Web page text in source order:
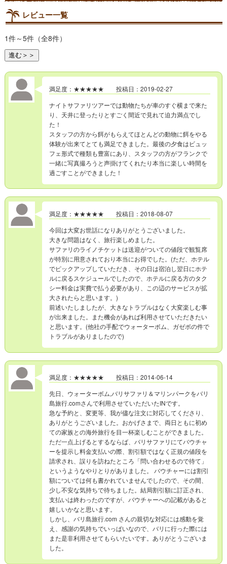
レビュー一覧
1件～5件（全8件）
進む＞＞
満足度：★★★★★ 投稿日：2019-02-27
ナイトサファリツアーでは動物たちが車のすぐ横まで来た
り、天井に登ったりとすごく間近で見れて迫力満点でし
た！
スタッフの方から餌がもらえてほとんどの動物に餌をやる
体験が出来てとても満足できました。最後の夕食はビュッ
フェ形式で種類も豊富にあり、スタッフの方がフランクで
一緒に写真撮ろうと声掛けてくれたり本当に楽しい時間を
過ごすことができました！
満足度：★★★★★ 投稿日：2018-08-07
今回は大変お世話になりありがとうございました。
大きな問題はなく、旅行楽しめました。
サファリのライノチケットは送迎がついての値段で観覧席
が特別に用意されており本当にお得でした。(ただ、ホテル
でピックアップしていただき、その日は宿泊し翌日にホテ
ルに戻るスケジュールでしたので、ホテルに戻る方のタク
シー料金は実費で払う必要があり、この辺のサービスが拡
大されたらと思います。)
前述いたしましたが、大きなトラブルはなく大変楽しむ事
が出来ました。また機会があれば利用させていただきたい
と思います。(他社の手配でウォーターボム、ガゼボの件で
トラブルがありましたので)
満足度：★★★★★ 投稿日：2014-06-14
先日、ウォーターボム,バリサファリ＆マリンパークをバリ
島旅行.comさんで利用させていただいたINです。
急な予約と、変更等、我が儘な注文に対応してくださり、
ありがとうございました。おかげさまで、両日ともに初め
ての家族との海外旅行を目一杯楽しむことができました。
ただ一点上げるとするならば、バリサファリにてバウチャ
ーを提示し料金支払いの際、割引額ではなく正規の値段を
請求され、誤りを訪ねたところ「問い合わせるので待て」
というようなやりとりがありました。 バウチャーには割引
額については何も書かれていませんでしたので、その間、
少し不安な気持ちで待ちました。結局割引額に訂正され、
支払いは終わったのですが、バウチャーへの記載があると
嬉しいかなと思います。
しかし、バリ島旅行.com さんの親切な対応には感動を覚
え、感謝の気持ちでいっぱいなので、バリに行った際には
また是非利用させてもらいたいです。ありがとうございま
した。